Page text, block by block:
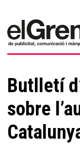
Inici
Gremi
>
Butlletí
sobre